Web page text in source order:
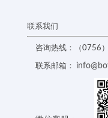
联系我们
咨询热线：（0756
联系邮箱：